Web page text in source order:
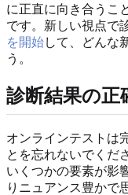
に正直に向き合うこ
です。新しい視点で
を開始して、どんな
う。
診断結果の正
オンラインテストは
とを忘れないでくだ
いくつかの要素が影
りニュアンス豊かで